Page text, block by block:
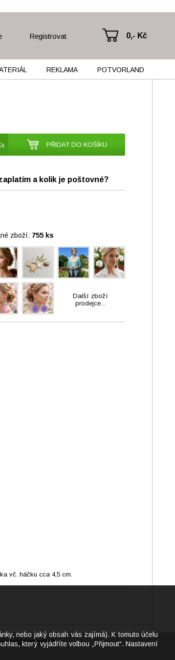
Registrovat 0,- Kč
REKLAMA POTVORLAND
PŘIDAT DO KOŠÍKU
a kolik je poštovné?
zboží: 755 ks
Další zboží
prodejce...
vč. háčku cca 4,5 cm.
|prodejci
nebo jaký obsah vás zajímá). K tomuto účelu
který vyjádříte volbou „Přijmout“. Nastavení